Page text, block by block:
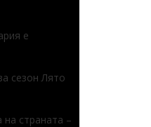
е
сезон Лято
страната –